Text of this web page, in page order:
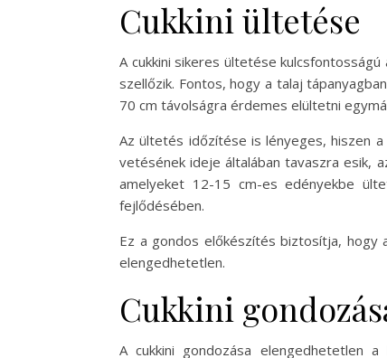
Cukkini ültetése
A cukkini sikeres ültetése
szellőzik. Fontos, hogy a talaj
70 cm távolságra érdemes elültetni
Az ültetés időzítése is lényeges, hiszen
vetésének ideje általában tavaszra esik,
amelyeket 12-15 cm-es edényekbe
fejlődésében.
Ez a gondos előkészítés biztosítja, hogy
elengedhetetlen.
Cukkini
A cukkini gondozása elengedhetetlen